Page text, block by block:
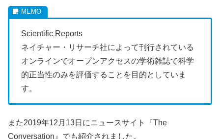
Scientific Reports
ネイチャー・リサーチ社によって刊行されている
オンラインでオープンアクセスの学術雑誌で科学
的正当性のみを評価することを目的としていま
す。
また2019年12月13日にニュースサイト『The
Conversation』でも紹介されました。